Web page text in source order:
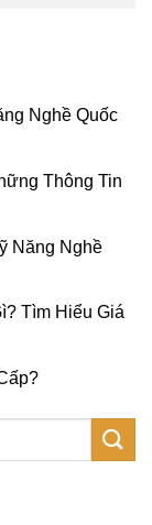
Nghề Quốc
Thông Tin
Năng Nghề
Tìm Hiểu Giá